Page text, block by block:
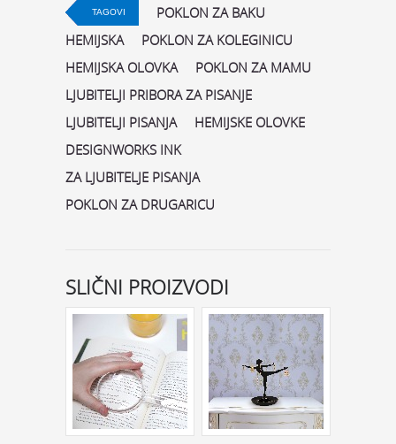
TAGOVI
POKLON ZA BAKU
HEMIJSKA
POKLON ZA KOLEGINICU
HEMIJSKA OLOVKA
POKLON ZA MAMU
LJUBITELJI PRIBORA ZA PISANJE
LJUBITELJI PISANJA
HEMIJSKE OLOVKE
DESIGNWORKS INK
ZA LJUBITELJE PISANJA
POKLON ZA DRUGARICU
SLIČNI PROIZVODI